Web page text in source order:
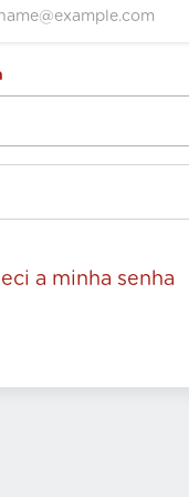
a minha senha